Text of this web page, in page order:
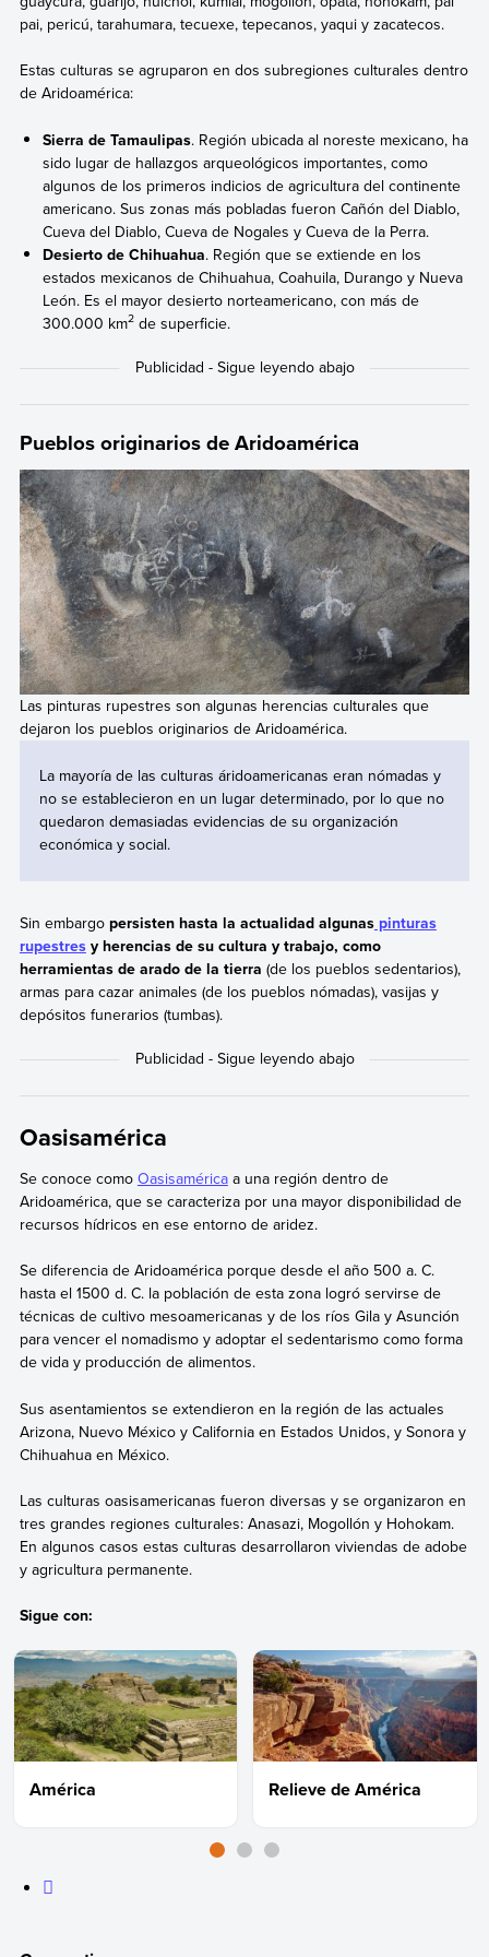
pai, pericú, tarahumara, tecuexe, tepecanos, yaqui y zacatecos.
Estas culturas se agruparon en dos subregiones culturales dentro
de Aridoamérica:
Sierra de Tamaulipas. Región ubicada al noreste mexicano, ha
sido lugar de hallazgos arqueológicos importantes, como
algunos de los primeros indicios de agricultura del continente
americano. Sus zonas más pobladas fueron Cañón del Diablo,
Cueva del Diablo, Cueva de Nogales y Cueva de la Perra.
Desierto de Chihuahua. Región que se extiende en los
estados mexicanos de Chihuahua, Coahuila, Durango y Nueva
León. Es el mayor desierto norteamericano, con más de
300.000 km2 de superficie.
Pueblos originarios de Aridoamérica
Las pinturas rupestres son algunas herencias culturales que
dejaron los pueblos originarios de Aridoamérica.
La mayoría de las culturas áridoamericanas eran nómadas y
no se establecieron en un lugar determinado, por lo que no
quedaron demasiadas evidencias de su organización
económica y social.
Sin embargopersisten hasta la actualidad algunaspinturas
rupestresy herencias de su cultura y trabajo, como
herramientas de arado de la tierra (de los pueblos sedentarios),
armas para cazar animales (de los pueblos nómadas), vasijas y
depósitos funerarios (tumbas).
Oasisamérica
Se conoce como Oasisaméricaa una región dentro de
Aridoamérica, que se caracteriza por una mayor disponibilidad de
recursos hídricos en ese entorno de aridez.
Se diferencia de Aridoamérica porque desde el año 500 a. C.
hasta el 1500 d. C. la población de esta zona logró servirse de
técnicas de cultivo mesoamericanas y de los ríos Gila y Asunción
para vencer el nomadismo y adoptar el sedentarismo como forma
de vida y producción de alimentos.
Sus asentamientos se extendieron en la región de las actuales
Arizona, Nuevo México y California en Estados Unidos, y Sonora y
Chihuahua en México.
Las culturas oasisamericanas fueron diversas y se organizaron en
tres grandes regiones culturales: Anasazi, Mogollón y Hohokam.
En algunos casos estas culturas desarrollaron viviendas de adobe
y agricultura permanente.
Sigue con:
América Relieve de América